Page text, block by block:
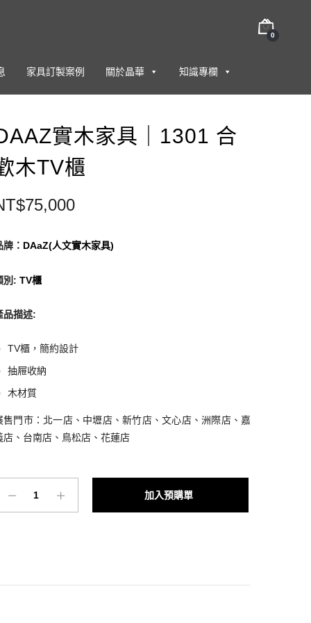
0
家具訂製案例 關於晶華 知識專欄
實木家具｜1301 合
木TV櫃
75,000
牌： DAaZ(人文實木家具)
別 : TV櫃
品描述:
TV櫃，簡約設計
抽屜收納
木材質
售門市：北一店、中壢店、新竹店、文心店、洲際店、嘉
店、台南店、鳥松店、花蓮店
Add to cart